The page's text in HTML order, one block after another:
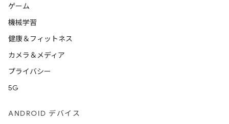
ゲーム
機械学習
健康＆フィットネス
カメラ＆メディア
プライバシー
5G
ANDROID デバイス